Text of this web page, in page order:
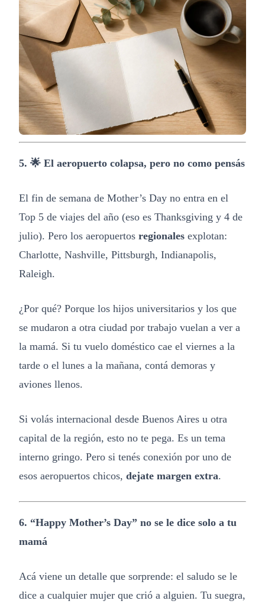
5. 🌟 El aeropuerto colapsa, pero no como pensás
El fin de semana de Mother’s Day no entra en el
Top 5 de viajes del año (eso es Thanksgiving y 4 de
julio). Pero los aeropuertos regionales explotan:
Charlotte, Nashville, Pittsburgh, Indianapolis,
Raleigh.
¿Por qué? Porque los hijos universitarios y los que
se mudaron a otra ciudad por trabajo vuelan a ver a
la mamá. Si tu vuelo doméstico cae el viernes a la
tarde o el lunes a la mañana, contá demoras y
aviones llenos.
Si volás internacional desde Buenos Aires u otra
capital de la región, esto no te pega. Es un tema
interno gringo. Pero si tenés conexión por uno de
esos aeropuertos chicos, dejate margen extra.
6. “Happy Mother’s Day” no se le dice solo a tu
mamá
Acá viene un detalle que sorprende: el saludo se le
dice a cualquier mujer que crió a alguien. Tu suegra,